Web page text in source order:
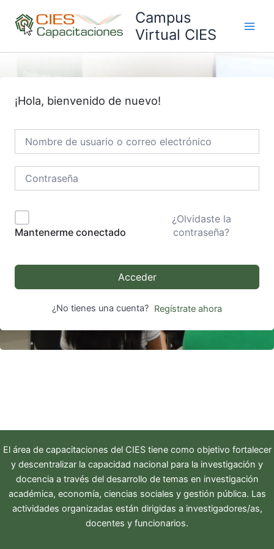
contenido
Campus
Virtual CIES
¡Hola, bienvenido de nuevo!
Mantenerme conectado
¿Olvidaste la
contraseña?
Acceder
¿No tienes una cuenta? Regístrate ahora
El área de capacitaciones del CIEStiene como objetivo fortalecer
y descentralizar la capacidad nacional para la investigación y
docencia a través del desarrollo de temas en investigación
académica, economía, ciencias sociales y gestión pública. Las
actividades organizadas están dirigidas a investigadores/as,
docentes y funcionarios.